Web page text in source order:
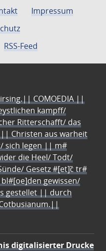
Impressum
RSS-Feed
COMOEDIA ||
kampff/
Ritterschafft/ das
Christen aus warheit
sich legen || m#
die Heel/ Todt/
Gesetz #[et]c̃ tr#
gewissen/
gestellet || durch
digitalisierter Drucke